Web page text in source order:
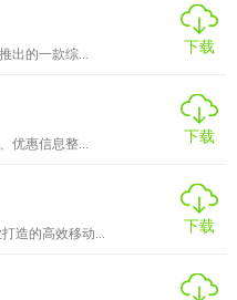
出的一款综...
下载
优惠信息整...
下载
造的高效移动...
下载